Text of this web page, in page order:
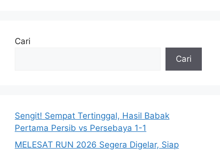
Cari
Cari
Sengit! Sempat Tertinggal, Hasil Babak
Pertama Persib vs Persebaya 1-1
MELESAT RUN 2026 Segera Digelar, Siap